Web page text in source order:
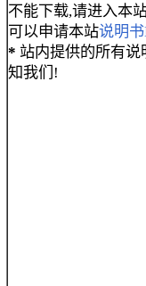
不能下载,请进入本
可以申请本站说明
* 站内提供的所有
知我们!